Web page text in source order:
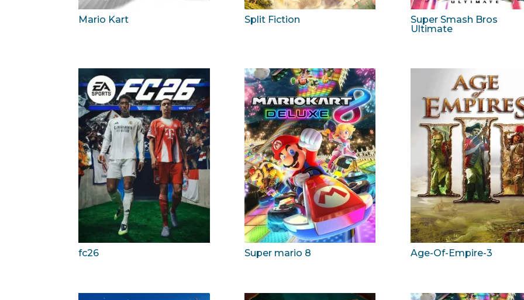
Mario Kart Split Fiction
Super Smash Bros
Ultimate
fc26 Super mario 8 Age-Of-Empire-3